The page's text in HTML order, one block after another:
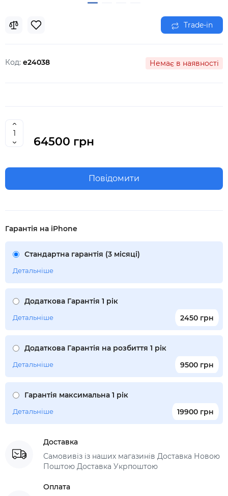
Trade-in
Код: e24038 Немає в наявності
64500 грн
Повідомити
Гарантія на iPhone
Стандартна гарантія (3 місяці)
Детальніше
Додаткова Гарантія 1 рік
2450 грн
Детальніше
Додаткова Гарантія на розбиття 1 рік
9500 грн
Детальніше
Гарантія максимальна 1 рік
19900 грн
Детальніше
Доставка
Самовивіз із наших магазинів Доставка Новою
Поштою Доставка Укрпоштою
Оплата